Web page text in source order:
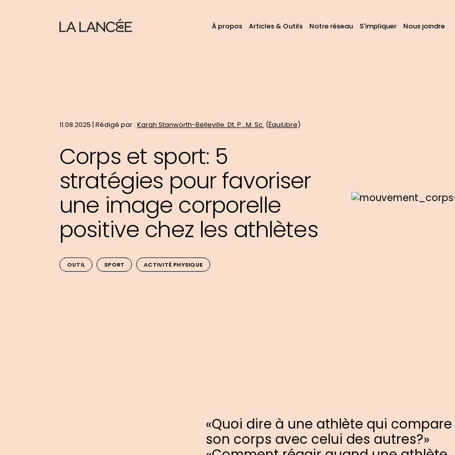
Navigation
À propos Articles & Outils Notre réseau S'impliquer Nous joindre
Chercher
11.08.2025 | Rédigé par : Karah Stanworth-Belleville. Dt. P., M. Sc. (ÉquiLibre)
Corps et sport: 5
stratégies pour favoriser
une image corporelle
positive chez les athlètes
OUTIL SPORT ACTIVITÉ PHYSIQUE
«Quoi dire à une athlète qui compare
son corps avec celui des autres?»